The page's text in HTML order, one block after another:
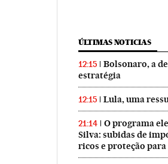
ÚLTIMAS NOTICIAS
12:15
Bolsonaro, a
estratégia
12:15 Lula, uma
21:14
O programa
Silva: subidas de
ricos e proteção